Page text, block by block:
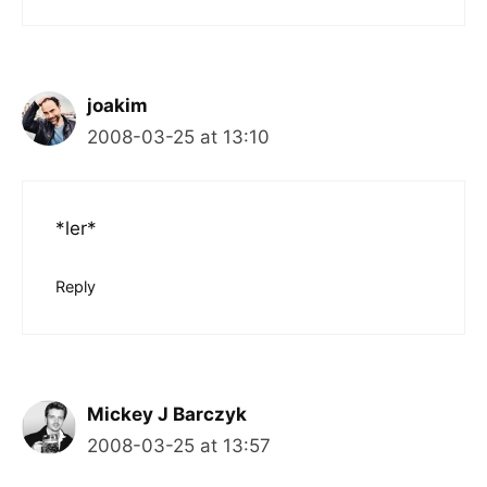
joakim
2008-03-25 at 13:10
*ler*
Reply
Mickey J Barczyk
2008-03-25 at 13:57